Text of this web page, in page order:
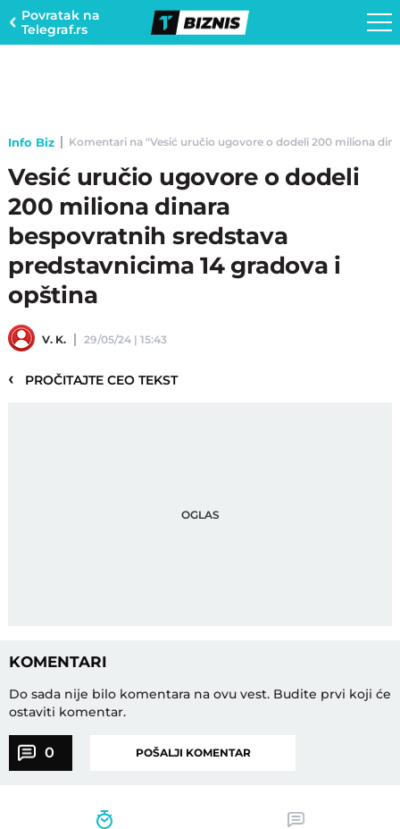
Povratak na
Telegraf.rs
Info Biz Komentari na "Vesić uručio ugovore o dodeli 200 miliona
Vesić uručio ugovore o dodeli
200 miliona dinara
bespovratnih sredstava
predstavnicima 14 gradova i
opština
V. K. 29/05/24 | 15:43
‹ PROČITAJTE CEO TEKST
KOMENTARI
Do sada nije bilo komentara na ovu vest. Budite prvi koji će
ostaviti komentar.
0 POŠALJI KOMENTAR